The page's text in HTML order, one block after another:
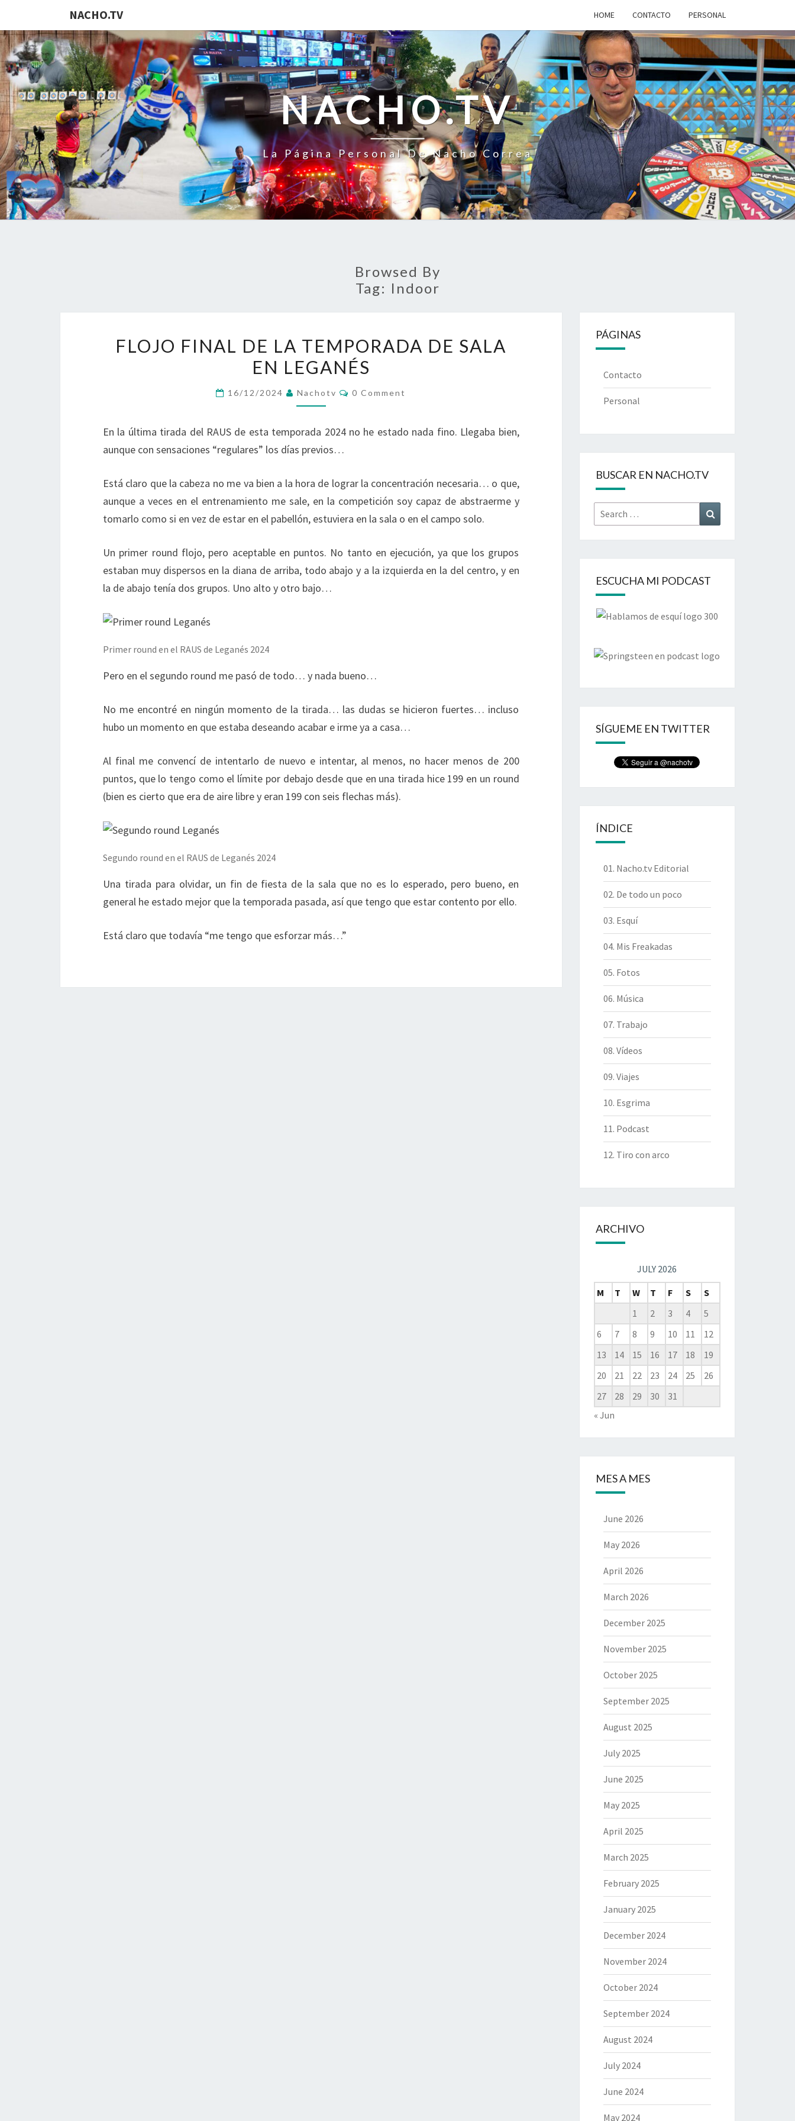
NACHO.TV HOME CONTACTO PERSONAL
NACHO.TV
La Página Personal De Nacho Correa
Browsed By
Tag: Indoor
FINAL
DE
TEMPORADA
SALA
EN
FLOJO FINAL DE LA TEMPORADA DE SALA
EN LEGANÉS
16/12/2024 Nachotv Comments
0 Comment
En la última tirada del RAUS de esta temporada 2024 no he estado nada fino. Llegaba bien,
aunque con sensaciones “regulares” los días previos…
Está claro que la cabeza no me va bien a la hora de lograr la concentración necesaria… o que,
aunque a veces en el entrenamiento me sale, en la competición soy capaz de abstraerme y
tomarlo como si en vez de estar en el pabellón, estuviera en la sala o en el campo solo.
Un primer round flojo, pero aceptable en puntos. No tanto en ejecución, ya que los grupos
estaban muy dispersos en la diana de arriba, todo abajo y a la izquierda en la del centro, y en
la de abajo tenía dos grupos. Uno alto y otro bajo…
Primer round en el RAUS de Leganés 2024
Pero en el segundo round me pasó de todo… y nada bueno…
No me encontré en ningún momento de la tirada… las dudas se hicieron fuertes… incluso
hubo un momento en que estaba deseando acabar e irme ya a casa…
Al final me convencí de intentarlo de nuevo e intentar, al menos, no hacer menos de 200
puntos, que lo tengo como el límite por debajo desde que en una tirada hice 199 en un round
(bien es cierto que era de aire libre y eran 199 con seis flechas más).
Segundo round en el RAUS de Leganés 2024
Una tirada para olvidar, un fin de fiesta de la sala que no es lo esperado, pero bueno, en
general he estado mejor que la temporada pasada, así que tengo que estar contento por ello.
Está claro que todavía “me tengo que esforzar más…”
PÁGINAS
Contacto
Personal
BUSCAR EN NACHO.TV
Search
for:
ESCUCHA MI PODCAST
SÍGUEME EN TWITTER
ÍNDICE
01. Nacho.tv Editorial
02. De todo un poco
03. Esquí
04. Mis Freakadas
05. Fotos
06. Música
07. Trabajo
08. Vídeos
09. Viajes
10. Esgrima
11. Podcast
12. Tiro con arco
ARCHIVO
JULY 2026
M
T W T F S
S
1
2 3 4
5
6
7 8 9 10 11
12
13
14 15 16 17 18
19
20
21 22 23 24 25
26
27
28 29 30
31
« Jun
MES A MES
June 2026
May 2026
April 2026
March 2026
December 2025
November 2025
October 2025
September 2025
August 2025
July 2025
June 2025
May 2025
April 2025
March 2025
February 2025
January 2025
December 2024
November 2024
October 2024
September 2024
August 2024
July 2024
June 2024
May 2024